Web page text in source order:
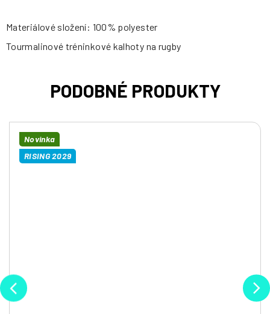
Materiálové složení: 100% polyester
Tourmalinové tréninkové kalhoty na rugby
Novinka
RISING 2029